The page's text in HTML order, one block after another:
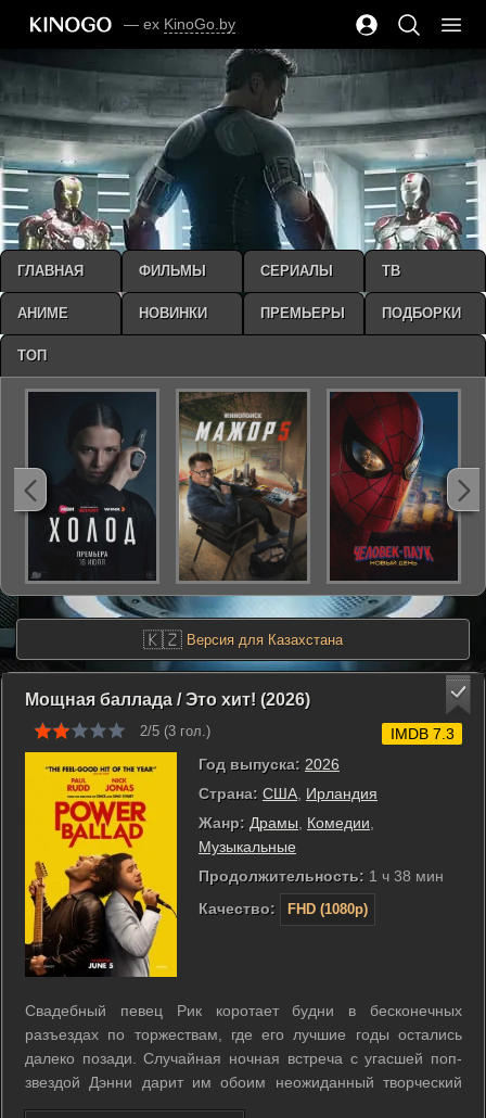
— ex KinoGo.by
🇰🇿 Версия для Казахстана
Мощная баллада / Это хит! (2026)
2/5 (3 гол.)
Год выпуска: 2026
Страна: США Ирландия
Жанр: Драмы Комедии
Музыкальные
Продолжительность: 1 ч 38 мин
Качество:
FHD (1080p)
IMDB 7.3
Свадебный певец Рик коротает будни в бесконечных
разъездах по торжествам, где его лучшие годы остались
далеко позади. Случайная ночная встреча с угасшей поп-
звездой Дэнни дарит им обоим неожиданный творческий
импульс. Музыканты начинают вместе работать над
ГЛАВНАЯ ФИЛЬМЫ СЕРИАЛЫ ТВ
АНИМЕ НОВИНКИ ПРЕМЬЕРЫ ПОДБОРКИ
ТОП